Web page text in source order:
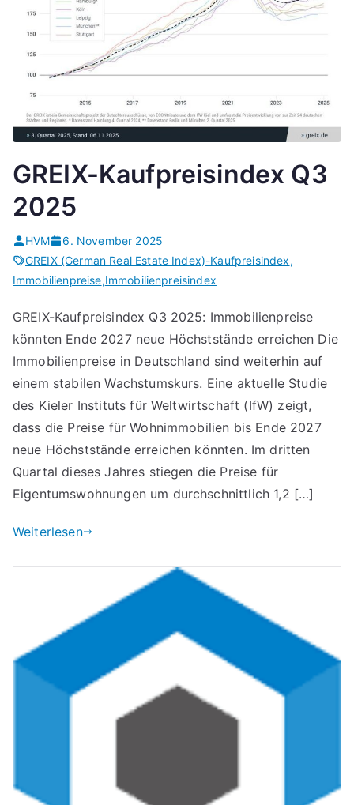
GREIX-Kaufpreisindex Q3
2025
HVM
6. November 2025
GREIX (German Real Estate Index)-Kaufpreisindex,
Immobilienpreise,Immobilienpreisindex
GREIX-Kaufpreisindex Q3 2025: Immobilienpreise
könnten Ende 2027 neue Höchststände erreichen Die
Immobilienpreise in Deutschland sind weiterhin auf
einem stabilen Wachstumskurs. Eine aktuelle Studie
des Kieler Instituts für Weltwirtschaft (IfW) zeigt,
dass die Preise für Wohnimmobilien bis Ende 2027
neue Höchststände erreichen könnten. Im dritten
Quartal dieses Jahres stiegen die Preise für
Eigentumswohnungen um durchschnittlich 1,2 […]
Weiterlesen